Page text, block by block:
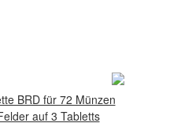
BRD für 72 Münzen
auf 3 Tabletts